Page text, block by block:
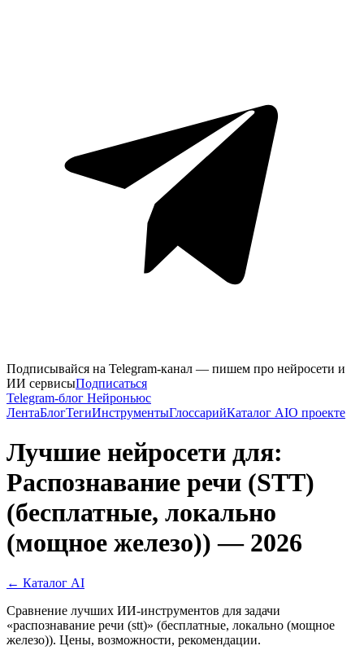
Подписывайся на Telegram-канал — пишем про нейросети и
ИИ сервисыПодписаться
Telegram-блог Нейроньюс
ЛентаБлогТегиИнструментыГлоссарийКаталог AIО проекте
Лучшие нейросети для:
Распознавание речи (STT)
(бесплатные, локально
(мощное железо)) — 2026
← Каталог AI
Сравнение лучших ИИ-инструментов для задачи
«распознавание речи (stt)» (бесплатные, локально (мощное
железо)). Цены, возможности, рекомендации.